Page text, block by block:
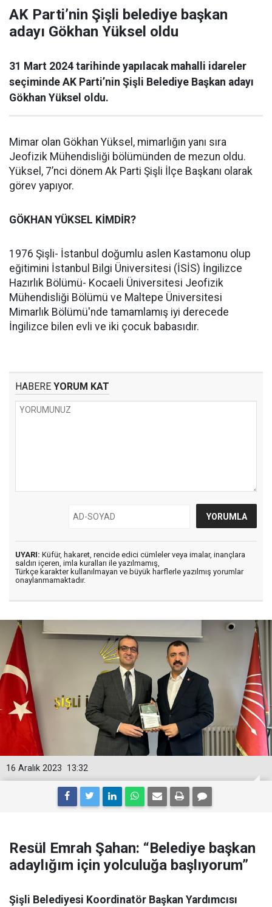
AK Parti’nin Şişli belediye başkan
adayı Gökhan Yüksel oldu
31 Mart 2024 tarihinde yapılacak mahalli idareler
seçiminde AK Parti’nin Şişli Belediye Başkan adayı
Gökhan Yüksel oldu.
Mimar olan Gökhan Yüksel, mimarlığın yanı sıra
Jeofizik Mühendisliği bölümünden de mezun oldu.
Yüksel, 7’nci dönem Ak Parti Şişli İlçe Başkanı olarak
görev yapıyor.
GÖKHAN YÜKSEL KİMDİR?
1976 Şişli- İstanbul doğumlu aslen Kastamonu olup
eğitimini İstanbul Bilgi Üniversitesi (İSİS) İngilizce
Hazırlık Bölümü- Kocaeli Üniversitesi Jeofizik
Mühendisliği Bölümü ve Maltepe Üniversitesi
Mimarlık Bölümü'nde tamamlamış iyi derecede
İngilizce bilen evli ve iki çocuk babasıdır.
HABERE YORUM KAT
UYARI: Küfür, hakaret, rencide edici cümleler veya imalar, inançlara
saldırı içeren, imla kuralları ile yazılmamış,
Türkçe karakter kullanılmayan ve büyük harflerle yazılmış yorumlar
onaylanmamaktadır.
13:32
16 Aralık 2023
Resül Emrah Şahan: “Belediye başkan
adaylığım için yolculuğa başlıyorum”
Şişli Belediyesi Koordinatör Başkan Yardımcısı